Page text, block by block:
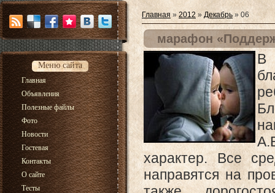
Меню сайта
Главная
Объявления
Полезные файлы
Фото
Новости
Гостевая
Контакты
О сайте
Тесты
Главная » 2012 » Декабрь » 06
марафон
В
характер. Все
направятся на